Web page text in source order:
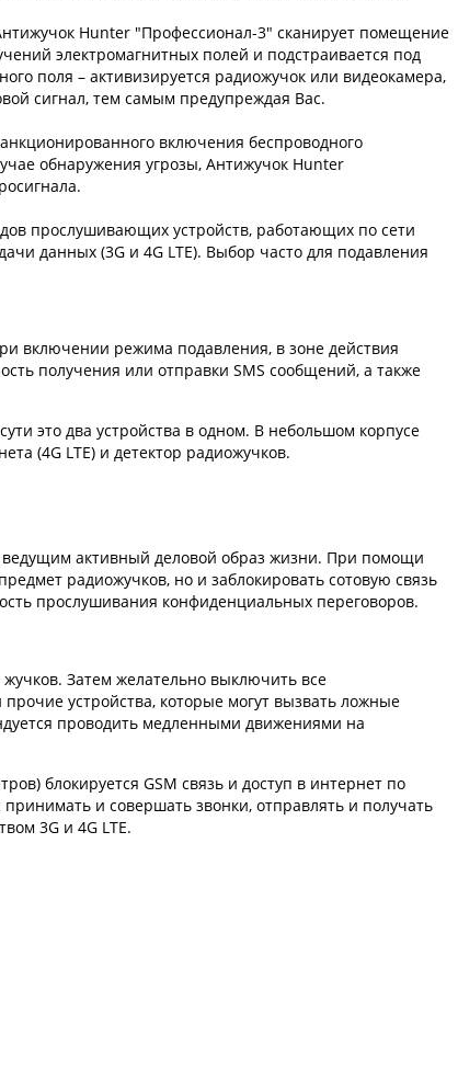
Hunter "Профессионал-3" сканирует помещение
электромагнитных полей и подстраивается под
поля – активизируется радиожучок или видеокамера,
сигнал, тем самым предупреждая Вас.
включения беспроводного
обнаружения угрозы, Антижучок Hunter
прослушивающих устройств, работающих по сети
данных (3G и 4G LTE). Выбор часто для подавления
включении режима подавления, в зоне действия
получения или отправки SMS сообщений, а также
это два устройства в одном. В небольшом корпусе
(4G LTE) и детектор радиожучков.
активный деловой образ жизни. При помощи
радиожучков, но и заблокировать сотовую связь
прослушивания конфиденциальных переговоров.
Затем желательно выключить все
устройства, которые могут вызвать ложные
проводить медленными движениями на
блокируется GSM связь и доступ в интернет по
и совершать звонки, отправлять и получать
3G и 4G LTE.